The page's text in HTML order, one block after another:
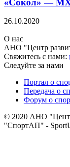
26.10.2020
О нас
АНО "Центр
Свяжитесь с нами:
Следуйте за нами
Портал о
Передача о
Форум о
© 2020 АНО "Центр
"СпортАП" -